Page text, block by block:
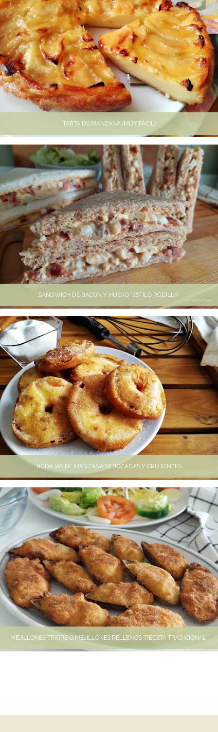
TARTA DE MANZANA (MUY FÁCIL)
SANDWICH DE BACON Y HUEVO "ESTILO RODILLA"
RODAJAS DE MANZANA REBOZADAS Y CRUJIENTES
MEJILLONES TRIGRE O MEJILLONES RELLENOS "RECETA TRADICIONAL"